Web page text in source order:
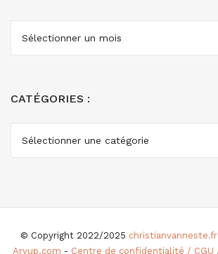
CATÉGORIES :
© Copyright 2022/2025 christianvanneste.fr
Aryup.com - Centre de confidentialité / CGU